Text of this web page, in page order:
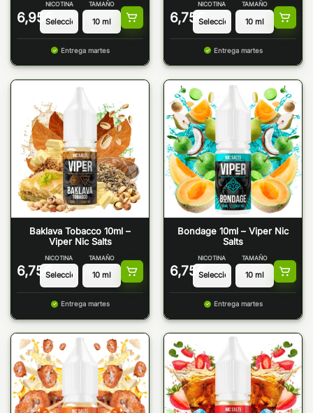
6,95 €
NICOTINA TAMAÑO
Entrega martes
6,75 €
NICOTINA TAMAÑO
Entrega martes
Baklava Tobacco 10ml –
Viper Nic Salts
6,75 €
NICOTINA TAMAÑO
Entrega martes
Bondage 10ml – Viper Nic
Salts
6,75 €
NICOTINA TAMAÑO
Entrega martes